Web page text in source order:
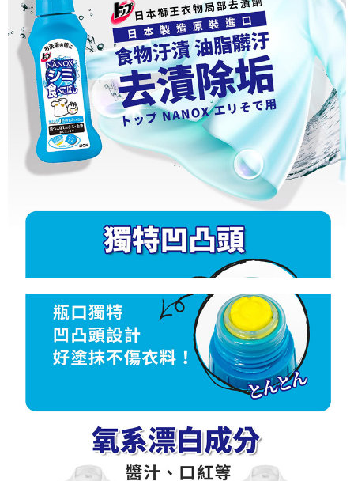
1.分期款項不併入電信帳單，「大哥付你分期」於每月結算日後寄送繳費提
醒簡訊。
2.透過簡訊連結打開帳單後，可選擇「超商條碼／台灣大直營門市／銀行轉
帳／街口支付／iPASS MONEY」等通路繳費。
【注意事項】
1.本服務係由「台灣大哥大股份有限公司」（以下簡稱本公司）所提供，讓
用戶於交易時，得透過本服務購買商品或服務，並由商店將買賣／分期付款
買賣價金債權讓與本公司後，依約使用本公司帳單繳交帳款。
2.基於同意付款使用「大哥付你分期」之契約關係目的，商店將以您的個人
資料（包含姓名、電話或地址）提供予台灣大哥大進項蒐集、處理及利用，
由本公司與您本人進行分期帳單所需資料之確認、核對及更正。
3.完整用戶服務條款，請詳閱以下連結：
https://oppay.tw/userRule
【「AFTEE先享後付」結帳流程】
１．於結帳方式選擇「AFTEE先享後付」後，將跳轉至「AFTEE先享後付」
結帳頁面，進行簡訊認證並確認金額後，即可完成結帳。
２．訂單成立數日內，您將收到繳費通知簡訊。
３．收到繳費通知簡訊後14天內，點擊此簡訊中的連結，可透過四大超商／
ATM／網路銀行／等多元方式進行付款，方視為交易完成。
※ 請注意：結帳手續完成當下不需立刻繳費，但若您需要取消訂單，請聯絡
購買商品的店家。未經商家同意取消之訂單仍視為有效，需透過AFTEE先享
後付繳納相關費用。
※ 交易是否成功請以「AFTEE先享後付 」之結帳頁面顯示為準，若有關於
是否繳費成功／繳費後需取消欲退款等相關疑問，請聯繫「AFTEE先享後付
客戶支援中心」https://netprotections.freshdesk.com/support/home
１．透過由恩沛科技股份有限公司提供之「AFTEE先享後付」服務完成之交
易，需依本服務之必要範圍內提供個人資料，並將交易相關給付款項請求債
權轉讓予恩沛科技股份有限公司。
２．關於個人資料處理事宜，請瀏覽以下網址：
「AFTEE先享後付」，若未經同意申辦者引起之損失，本公司不負相關責
４．使用「AFTEE先享後付」時，將依據個別帳號之用戶狀況，依本公司即
時審查核予不同之上限額度；若仍有額度不足之情形，本公司將視審查結果
請求用戶進行身份認證。
５．嚴禁一人註冊多個帳號或使用他人資訊註冊。若發現惡意使用之情形，
恩沛科技股份有限公司將有權停止該用戶之使用額度並採取法律行動。
每筆NT$70，滿NT$899(含以上)免運費
付款後7-11取貨
每筆NT$70，滿NT$899(含以上)免運費
每筆NT$100，滿NT$1,000(含以上)免運費
京站台北店客服中心(1F星巴克旁) 即日起不提供京站紙袋，取件時
請自備購物袋，若需購買紙袋可現場詢問